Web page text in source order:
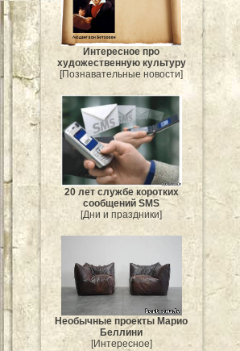
Интересное про
художественную культуру
[Познавательные новости]
20 лет службе коротких
сообщений SMS
[Дни и праздники]
Необычные проекты Марио
Беллини
[Интересное]